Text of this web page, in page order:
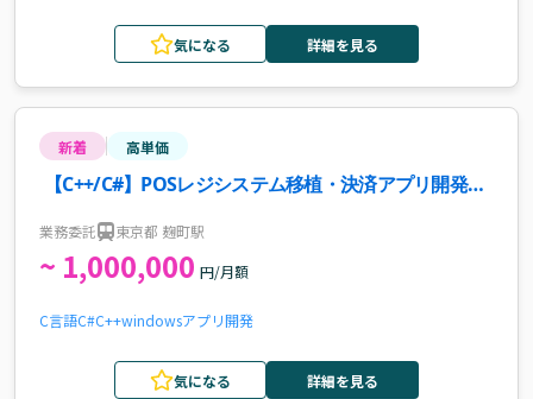
気になる 詳細を見る
新着 高単価
【C++/C#】POSレジシステム移植・決済アプリ開発案
業務委託 東京都 麹町駅
~ 1,000,000 円/月額
C言語C#C++windowsアプリ開発
気になる 詳細を見る